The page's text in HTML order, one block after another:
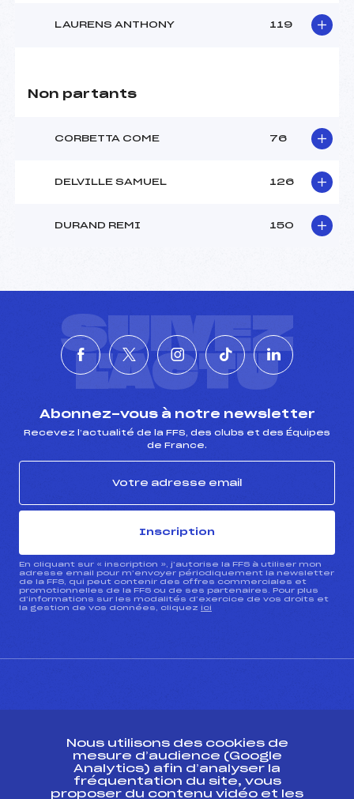
LAURENS ANTHONY 119
Non partants
CORBETTA COME 76
DELVILLE SAMUEL 126
DURAND REMI 150
SUIVEZ
L'ACTU
Abonnez-vous à notre newsletter
Recevez l’actualité de la FFS, des clubs et des Équipes
de France.
Inscription
En cliquant sur « inscription », j’autorise la FFS à utiliser mon
adresse email pour m’envoyer périodiquement la newsletter
de la FFS, qui peut contenir des offres commerciales et
promotionnelles de la FFS ou de ses partenaires. Pour plus
d’informations sur les modalités d’exercice de vos droits et
la gestion de vos données, cliquez ici
Ressources
Nous utilisons des cookies de
mesure d’audience (Google
Analytics) afin d’analyser la
fréquentation du site, vous
proposer du contenu vidéo et les